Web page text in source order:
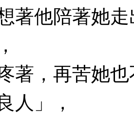
著他陪著她
著，再苦她
人」，